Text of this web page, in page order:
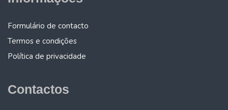
Formulário de contacto
Termos e condições
Política de privacidade
Contactos